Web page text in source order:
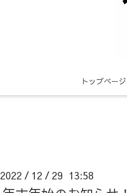
トップページ
2022 / 12 / 29 13:58